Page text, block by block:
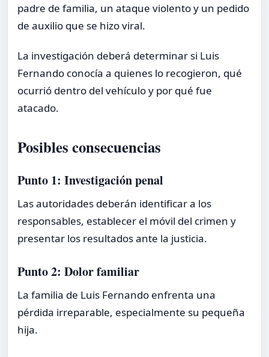
padre de familia, un ataque violento y un pedido
de auxilio que se hizo viral.
La investigación deberá determinar si Luis
Fernando conocía a quienes lo recogieron, qué
ocurrió dentro del vehículo y por qué fue
atacado.
Posibles consecuencias
Punto 1: Investigación penal
Las autoridades deberán identificar a los
responsables, establecer el móvil del crimen y
presentar los resultados ante la justicia.
Punto 2: Dolor familiar
La familia de Luis Fernando enfrenta una
pérdida irreparable, especialmente su pequeña
hija.